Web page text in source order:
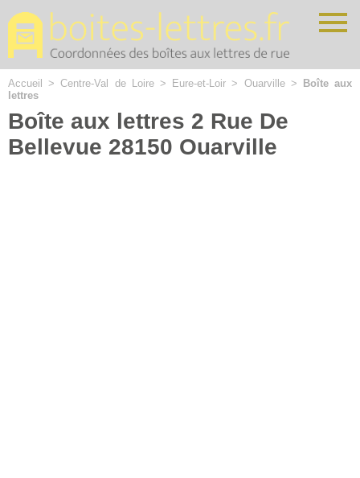
Accueil >Centre-Val de Loire> Eure-et-Loir > Ouarville>
Boîte aux
lettres
Boîte aux lettres 2 Rue De
Bellevue 28150 Ouarville